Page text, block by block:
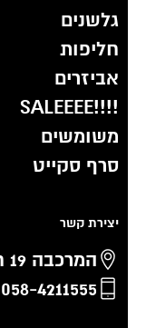
גלשנים
חליפות
אביזרים
!!!!SALEEEE
משומשים
סרף סקייט
יצירת קשר
המרכבה 19 חולון
058-4211555